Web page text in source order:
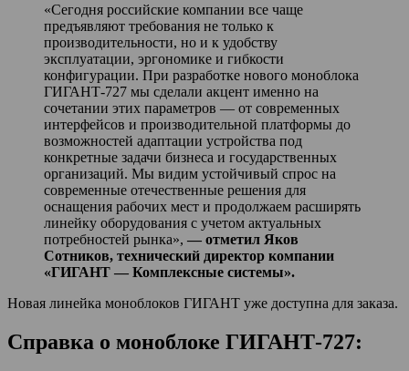
«Сегодня российские компании все чаще
предъявляют требования не только к
производительности, но и к удобству
эксплуатации, эргономике и гибкости
конфигурации. При разработке нового моноблока
ГИГАНТ-727 мы сделали акцент именно на
сочетании этих параметров — от современных
интерфейсов и производительной платформы до
возможностей адаптации устройства под
конкретные задачи бизнеса и государственных
организаций. Мы видим устойчивый спрос на
современные отечественные решения для
оснащения рабочих мест и продолжаем расширять
линейку оборудования с учетом актуальных
потребностей рынка», — отметил Яков
Сотников, технический директор компании
«ГИГАНТ — Комплексные системы».
Новая линейка моноблоков ГИГАНТ уже доступна для заказа.
Справка о моноблоке ГИГАНТ-727: